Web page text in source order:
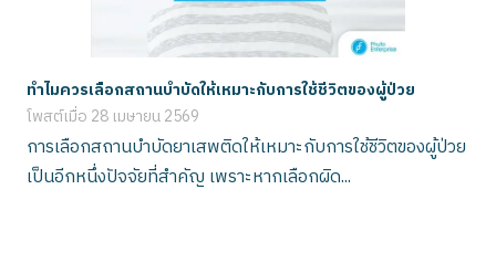
ทำไมควรเลือกสถานบำบัดให้เหมาะกับการใช้ชีวิตของผู้ป่วย
โพสต์เมื่อ 28 เมษายน 2569
การเลือกสถานบำบัดยาเสพติดให้เหมาะกับการใช้ชีวิตของผู้ป่วย
เป็นอีกหนึ่งปัจจัยที่สำคัญ เพราะหากเลือกผิด...